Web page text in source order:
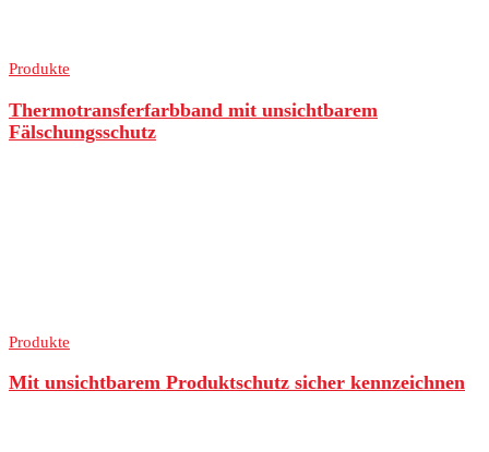
Produkte
Thermotransferfarbband mit unsichtbarem
Fälschungsschutz
Produkte
Mit unsichtbarem Produktschutz sicher kennzeichnen